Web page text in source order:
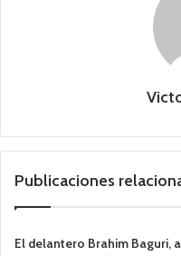
Publicaciones
El delantero Brahim Baguri, a